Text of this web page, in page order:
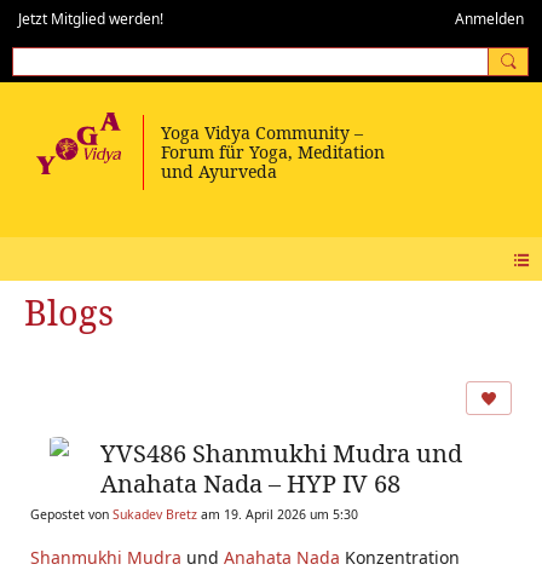
Jetzt Mitglied werden! Anmelden
Blogs
YVS486 Shanmukhi Mudra und
Anahata Nada – HYP IV 68
Gepostet von Sukadev Bretz am 19. April 2026 um 5:30
Shanmukhi Mudra und Anahata Nada Konzentration